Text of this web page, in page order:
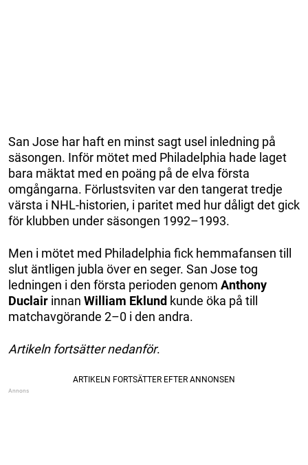
San Jose har haft en minst sagt usel inledning på
säsongen. Inför mötet med Philadelphia hade laget
bara mäktat med en poäng på de elva första
omgångarna. Förlustsviten var den tangerat tredje
värsta i NHL-historien, i paritet med hur dåligt det gick
för klubben under säsongen 1992–1993.
Men i mötet med Philadelphia fick hemmafansen till
slut äntligen jubla över en seger. San Jose tog
ledningen i den första perioden genom Anthony
Duclair innan William Eklund kunde öka på till
matchavgörande 2–0 i den andra.
Artikeln fortsätter nedanför.